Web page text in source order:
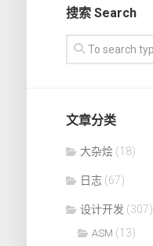
搜索 Search
文章分类
大杂烩 (18)
日志(67)
设计开发 (307)
ASM (13)